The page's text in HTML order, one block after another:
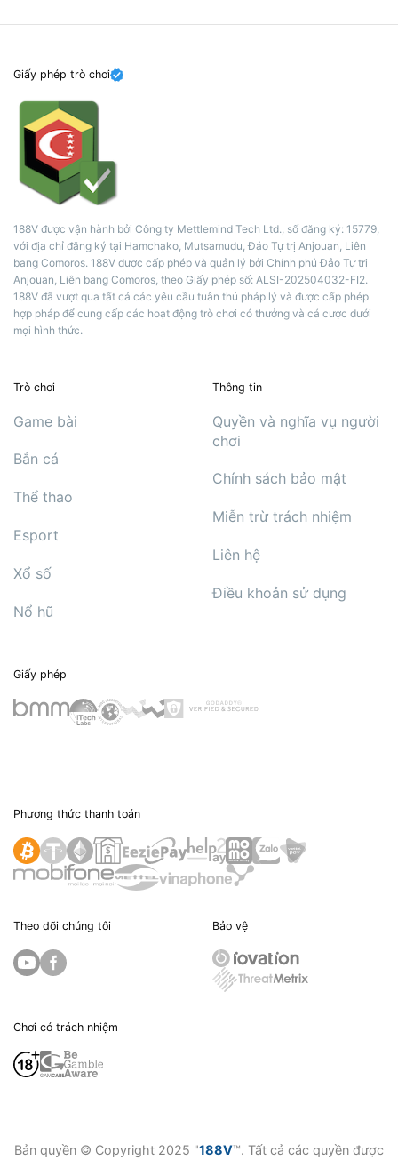
Giấy phép trò chơi
188V được vận hành bởi Công ty Mettlemind Tech Ltd., số đăng ký: 15779,
với địa chỉ đăng ký tại Hamchako, Mutsamudu, Đảo Tự trị Anjouan, Liên
bang Comoros. 188V được cấp phép và quản lý bởi Chính phủ Đảo Tự trị
Anjouan, Liên bang Comoros, theo Giấy phép số: ALSI-202504032-FI2.
188V đã vượt qua tất cả các yêu cầu tuân thủ pháp lý và được cấp phép
hợp pháp để cung cấp các hoạt động trò chơi có thưởng và cá cược dưới
mọi hình thức.
Trò chơi
Game bài
Bắn cá
Thể thao
Esport
Xổ số
Nổ hũ
Thông tin
Quyền và nghĩa vụ người
chơi
Chính sách bảo mật
Miễn trừ trách nhiệm
Liên hệ
Điều khoản sử dụng
Giấy phép
Phương thức thanh toán
Theo dõi chúng tôi Bảo vệ
Chơi có trách nhiệm
Bản quyền © Copyright 2025 "188V™. Tất cả các quyền được